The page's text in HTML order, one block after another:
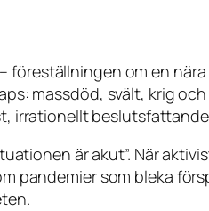
om en
massdöd, svält, krig
irrationellt
är akut”. När
pandemier som bleka